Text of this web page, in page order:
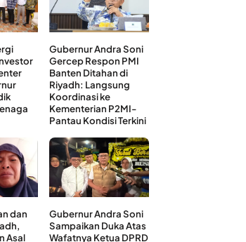
Gubernur Andra Soni
Gercep Respon PMI
Banten Ditahan di
Riyadh: Langsung
Koordinasi ke
Kementerian P2MI-
Pantau Kondisi Terkini
dan
Asal
Gubernur Andra Soni
Sampaikan Duka Atas
Wafatnya Ketua DPRD